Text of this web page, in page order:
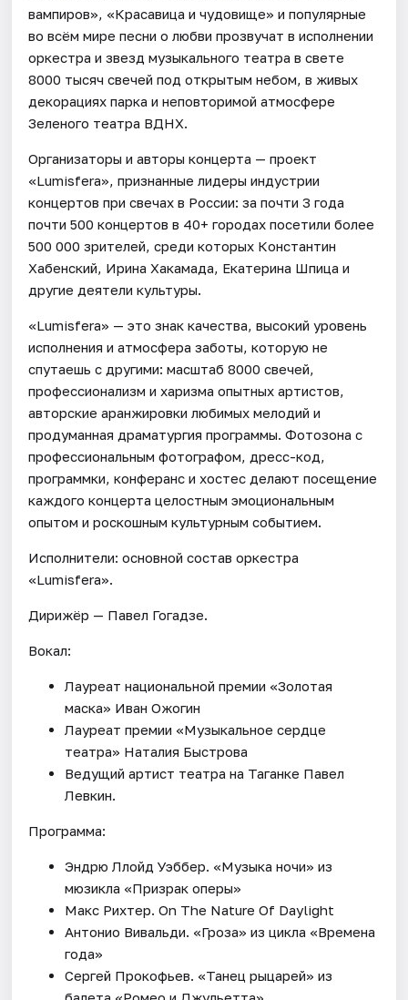
вампиров», «Красавица и чудовище» и популярные
во всём мире песни о любви прозвучат в исполнении
оркестра и звезд музыкального театра в свете
8000 тысяч свечей под открытым небом, в живых
декорациях парка и неповторимой атмосфере
Зеленого театра ВДНХ.
Организаторы и авторы концерта — проект
«Lumisfera», признанные лидеры индустрии
концертов при свечах в России: за почти 3 года
почти 500 концертов в 40+ городах посетили более
500 000 зрителей, среди которых Константин
Хабенский, Ирина Хакамада, Екатерина Шпица и
другие деятели культуры.
«Lumisfera» — это знак качества, высокий уровень
исполнения и атмосфера заботы, которую не
спутаешь с другими: масштаб 8000 свечей,
профессионализм и харизма опытных артистов,
авторские аранжировки любимых мелодий и
продуманная драматургия программы. Фотозона с
профессиональным фотографом, дресс-код,
программки, конферанс и хостес делают посещение
каждого концерта целостным эмоциональным
опытом и роскошным культурным событием.
Исполнители: основной состав оркестра
«Lumisfera».
Дирижёр — Павел Гогадзе.
Вокал:
Лауреат национальной премии «Золотая
маска» Иван Ожогин
Лауреат премии «Музыкальное сердце
театра» Наталия Быстрова
Ведущий артист театра на Таганке Павел
Левкин.
Программа:
Эндрю Ллойд Уэббер. «Музыка ночи» из
мюзикла «Призрак оперы»
Макс Рихтер. On The Nature Of Daylight
Антонио Вивальди. «Гроза» из цикла «Времена
года»
Сергей Прокофьев. «Танец рыцарей» из